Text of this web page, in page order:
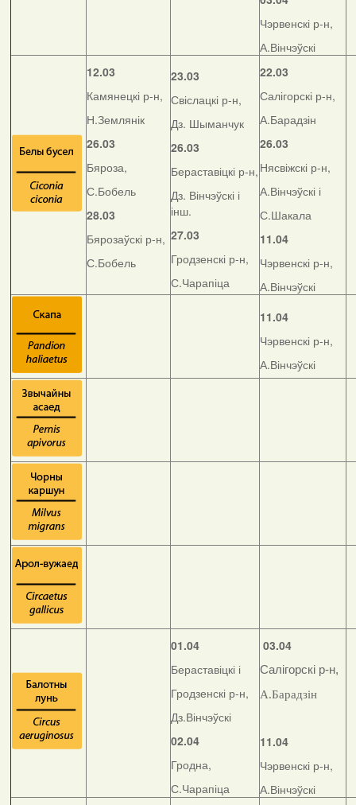
Чэрвенскі р-н,
А.Вінчэўскі
12.03
Камянецкі р-н,
Н.Землянік
26.03
Бяроза,
С.Бобель
28.03
Бярозаўскі р-н,
С.Бобель
23.03
Свіслацкі р-н,
Дз. Шыманчук
26.03
Бераставіцкі р-н,
Дз. Вінчэўскі і
інш.
27.03
Гродзенскі р-н,
С.Чарапіца
22.03
Салігорскі р-н,
А.Барадзін
26.03
Нясвіжскі р-н,
А.Вінчэўскі і
С.Шакала
11.04
Чэрвенскі р-н,
А.Вінчэўскі
11.04
Чэрвенскі р-н,
А.Вінчэўскі
01.04
Бераставіцкі і
Гродзенскі р-н,
Дз.Вінчэўскі
02.04
Гродна,
С.Чарапіца
03.04
Салігорскі р-н,
А.Барадзін
11.04
Чэрвенскі р-н,
А.Вінчэўскі